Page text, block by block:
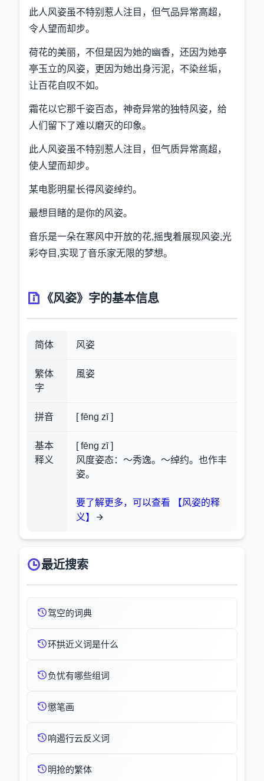
此人风姿虽不特别惹人注目，但气品异常高超，
令人望而却步。
荷花的美丽，不但是因为她的幽香，还因为她亭
亭玉立的风姿，更因为她出身污泥，不染丝垢，
让百花自叹不如。
霜花以它那千姿百态，神奇异常的独特风姿，给
人们留下了难以磨灭的印象。
此人风姿虽不特别惹人注目，但气质异常高超，
使人望而却步。
某电影明星长得风姿绰约。
最想目睹的是你的风姿。
音乐是一朵在寒风中开放的花,摇曳着展现风姿,光
彩夺目,实现了音乐家无限的梦想。
《风姿》字的基本信息
简体 风姿
繁体
字
風姿
拼音 [ fēng zī ]
基本
释义
[ fēng zī ]
风度姿态：～秀逸。～绰约。也作丰
姿。
要了解更多，可以查看 【风姿的释
义】
最近搜索
驾空的词典
环拱近义词是什么
负忧有哪些组词
懲笔画
响遏行云反义词
明抢的繁体